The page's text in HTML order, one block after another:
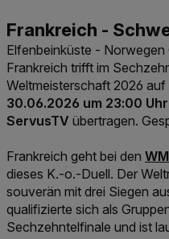
Elfenbeinküste -
Frankreich trifft im
Weltmeisterschaft 2026
30.06.2026 um 23:00 Uhr
ServusTV übertragen.
Frankreich geht bei den
dieses K.-o.-Duell. Der
souverän mit drei Siegen
qualifizierte sich als
Sechzehntelfinale und ist